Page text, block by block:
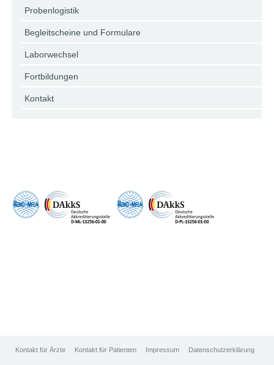
Probenlogistik
Begleitscheine und Formulare
Laborwechsel
Fortbildungen
Kontakt
Kontakt für Ärzte Kontakt für Patienten Impressum Datenschutzerklärung